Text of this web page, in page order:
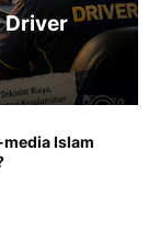
Driver
Islam